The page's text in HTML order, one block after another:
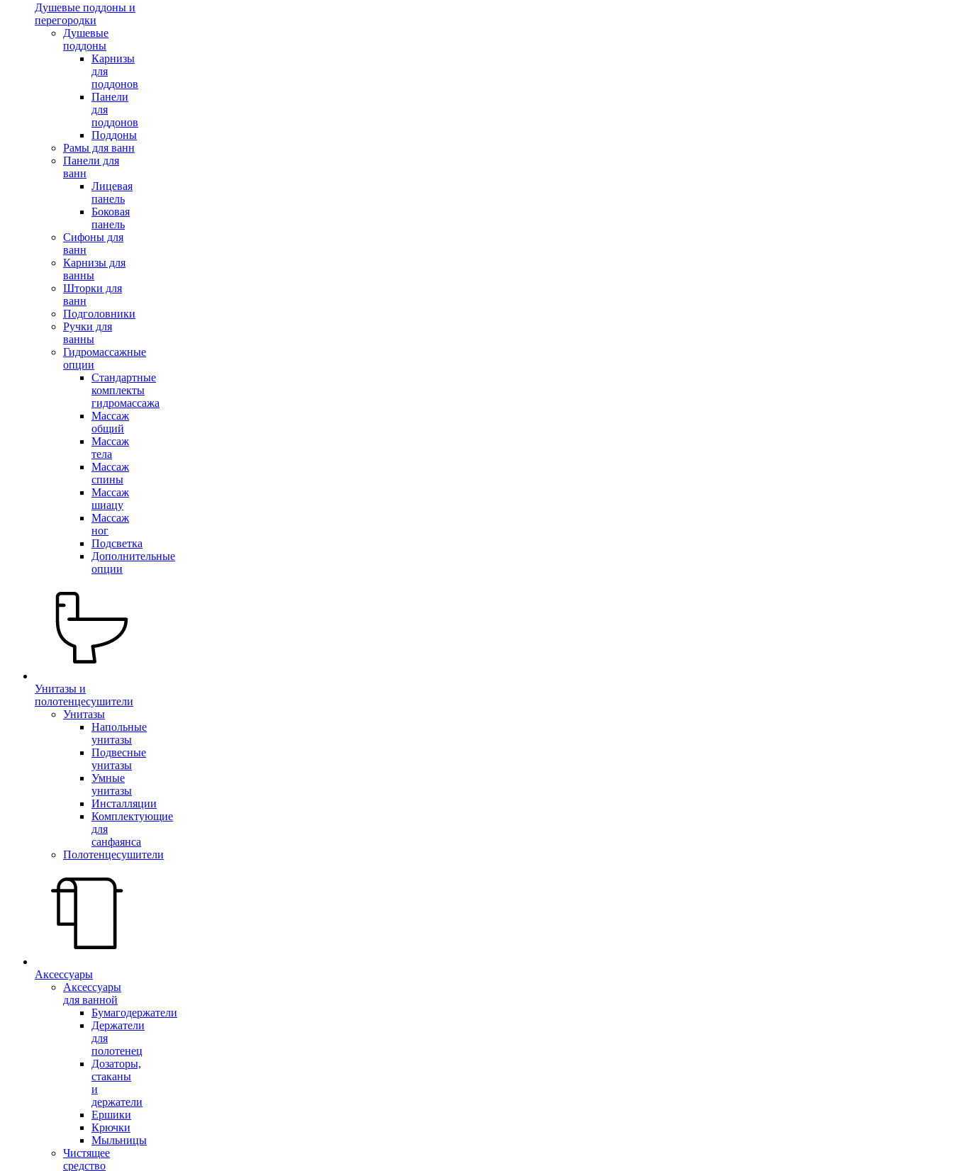
Душевые поддоны и
перегородки
Душевые
поддоны
Карнизы
для
поддонов
Панели
для
поддонов
Поддоны
Рамы для ванн
Панели для
ванн
Лицевая
панель
Боковая
панель
Сифоны для
ванн
Карнизы для
ванны
Шторки для
ванн
Подголовники
Ручки для
ванны
Гидромассажные
опции
Стандартные
комплекты
гидромассажа
Массаж
общий
Массаж
тела
Массаж
спины
Массаж
шиацу
Массаж
ног
Подсветка
Дополнительные
опции
Унитазы и
полотенцесушители
Унитазы
Напольные
унитазы
Подвесные
унитазы
Умные
унитазы
Инсталляции
Комплектующие
для
санфаянса
Полотенцесушители
Аксессуары
Аксессуары
для ванной
Бумагодержатели
Держатели
для
полотенец
Дозаторы,
стаканы
и
держатели
Ершики
Крючки
Мыльницы
Чистящее
средство